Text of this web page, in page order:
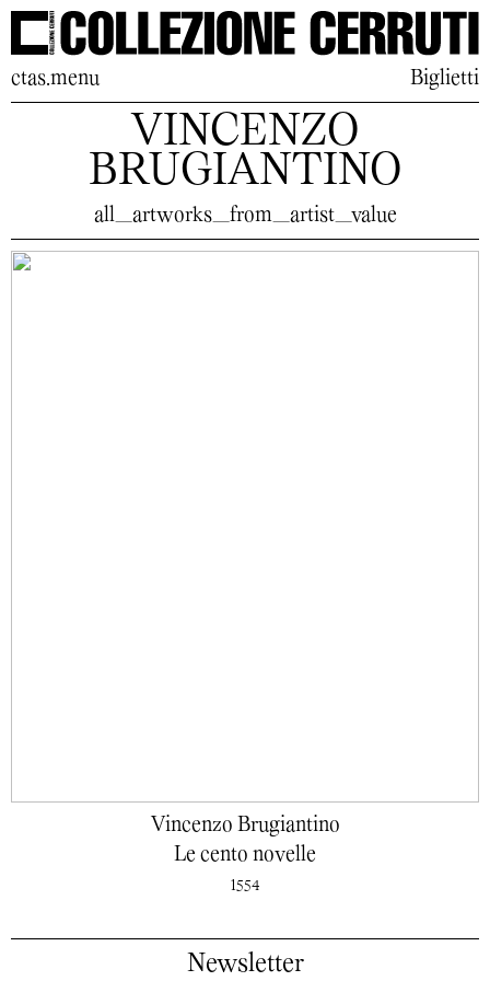
ctas.menu Biglietti
VINCENZO
BRUGIANTINO
all_artworks_from_artist_value
Vincenzo Brugiantino
Le cento novelle
1554
Newsletter